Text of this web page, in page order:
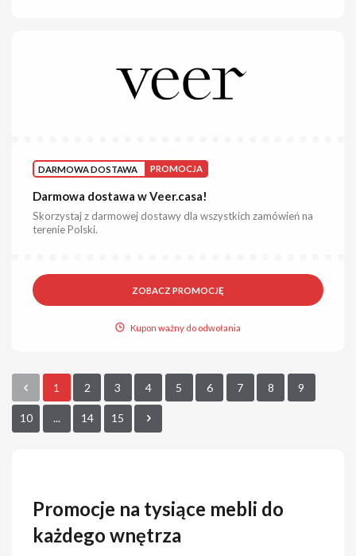
DARMOWA DOSTAWA PROMOCJA
Darmowa dostawa w Veer.casa!
Skorzystaj z darmowej dostawy dla wszystkich zamówień na
terenie Polski.
ZOBACZ PROMOCJĘ
Kupon ważny do odwołania
1 2 3 4 5 6 7 8 9
10 ... 14 15
Promocje na tysiące mebli do
każdego wnętrza